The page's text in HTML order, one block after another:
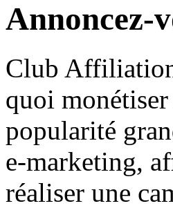
Annoncez-
Club
quoi
popularité
e-marketing,
réaliser une